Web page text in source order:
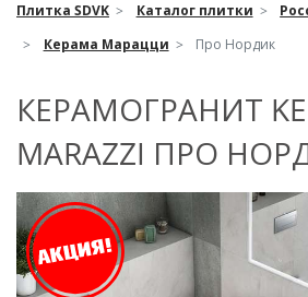
Плитка SDVK Каталог плитки
Керама Марацци
Про Нордик
КЕРАМОГРАНИТ
MARAZZI ПРО